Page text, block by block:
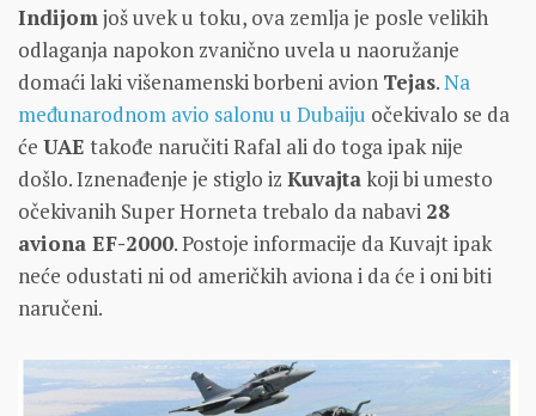
Indijom još uvek u toku, ova zemlja je posle velikih
odlaganja napokon zvanično uvela u naoružanje
domaći laki višenamenski borbeni avion Tejas.Na
međunarodnom avio salonu u Dubaiju očekivalo se da
će UAE takođe naručiti Rafal ali do toga ipak nije
došlo. Iznenađenje je stiglo iz Kuvajtakoji bi umesto
očekivanih Super Horneta trebalo da nabavi 28
aviona EF-2000. Postoje informacije da Kuvajt ipak
neće odustati ni od američkih aviona i da će i oni biti
naručeni.